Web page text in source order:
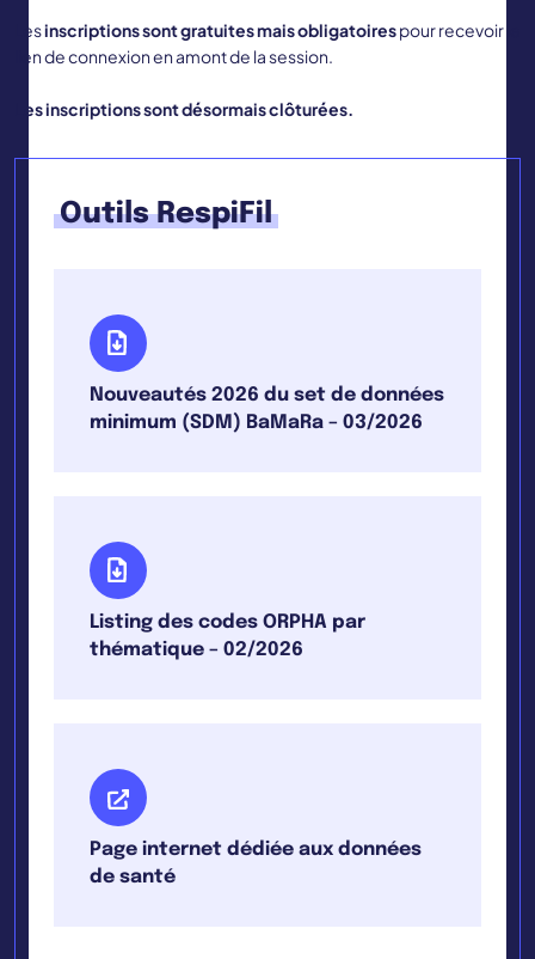
Lesinscriptions sont gratuites mais obligatoirespour recevoir le
lien de connexion en amont de la session.
Les inscriptions sont désormais clôturées.
Outils RespiFil
Nouveautés 2026 du set de données
minimum (SDM) BaMaRa – 03/2026
Listing des codes ORPHA par
thématique – 02/2026
Page internet dédiée aux données
de santé